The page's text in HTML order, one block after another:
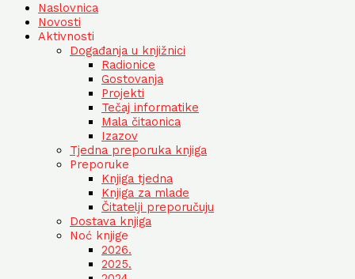
Naslovnica
Novosti
Aktivnosti
Događanja u knjižnici
Radionice
Gostovanja
Projekti
Tečaj informatike
Mala čitaonica
Izazov
Tjedna preporuka knjiga
Preporuke
Knjiga tjedna
Knjiga za mlade
Čitatelji preporučuju
Dostava knjiga
Noć knjige
2026.
2025.